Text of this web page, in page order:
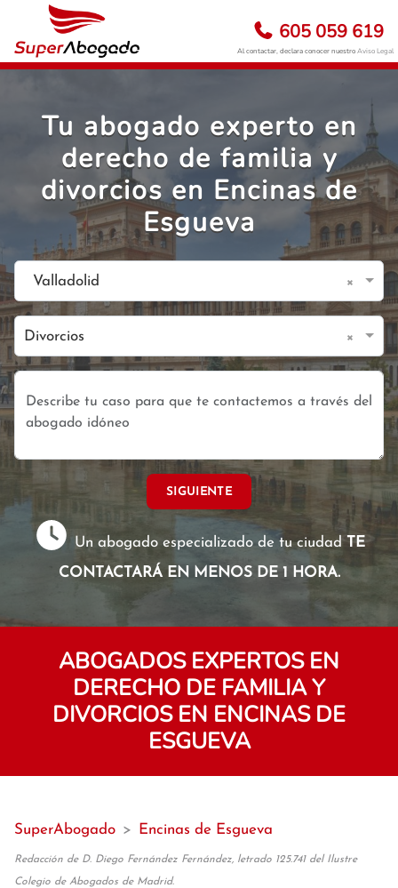
605 059 619
Al contactar, declara conocer nuestroAviso Legal
Tu abogado experto en
derecho de familia y
divorcios en Encinas de
Esgueva
Valladolid ×
Divorcios ×
SIGUIENTE
Un abogado especializado de tu ciudadTE
CONTACTARÁ EN MENOS DE 1 HORA.
ABOGADOS EXPERTOS EN
DERECHO DE FAMILIA Y
DIVORCIOS EN ENCINAS DE
ESGUEVA
SuperAbogado > Encinas de Esgueva
Redacción de D. Diego Fernández Fernández, letrado 125.741 del Ilustre
Colegio de Abogados de Madrid.